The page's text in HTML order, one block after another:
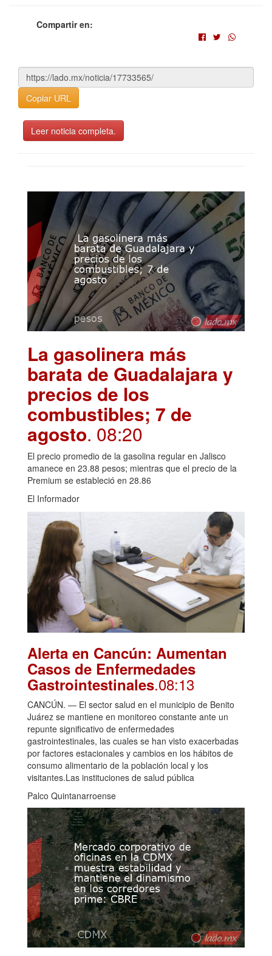
Compartir en:
Copiar URL
Leer noticia completa.
La gasolinera más
barata de Guadalajara y
precios de los
combustibles; 7 de
agosto. 08:20
El precio promedio de la gasolina regular en Jalisco
amanece en 23.88 pesos; mientras que el precio de la
Premium se estableció en 28.86
El Informador
Alerta en Cancún: Aumentan
Casos de Enfermedades
Gastrointestinales.08:13
CANCÚN. — El sector salud en el municipio de Benito
Juárez se mantiene en monitoreo constante ante un
repunte significativo de enfermedades
gastrointestinales, las cuales se han visto exacerbadas
por factores estacionales y cambios en los hábitos de
consumo alimentario de la población local y los
visitantes.Las instituciones de salud pública
Palco Quintanarroense